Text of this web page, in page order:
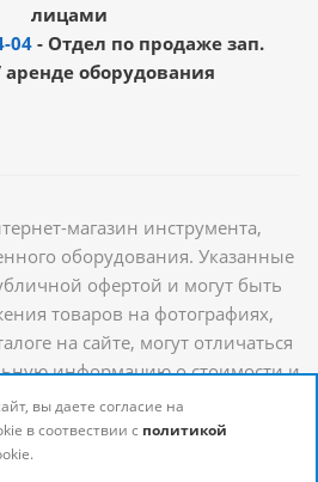
лицами
04 - Отдел по продаже зап.
аренде оборудования
магазин инструмента,
оборудования. Указанные
офертой и могут быть
товаров на фотографиях,
на сайте, могут отличаться
информацию о стоимости и
можно получить у наших
вы даете согласие на
в соотвествии с политикой